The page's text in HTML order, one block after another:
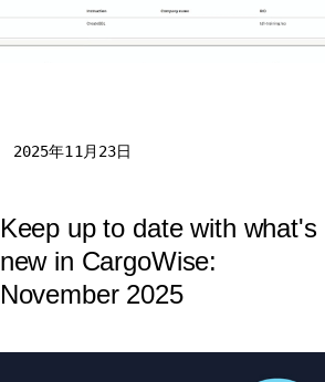
2025年11月23日
Keep up to date with what's
new in CargoWise:
November 2025